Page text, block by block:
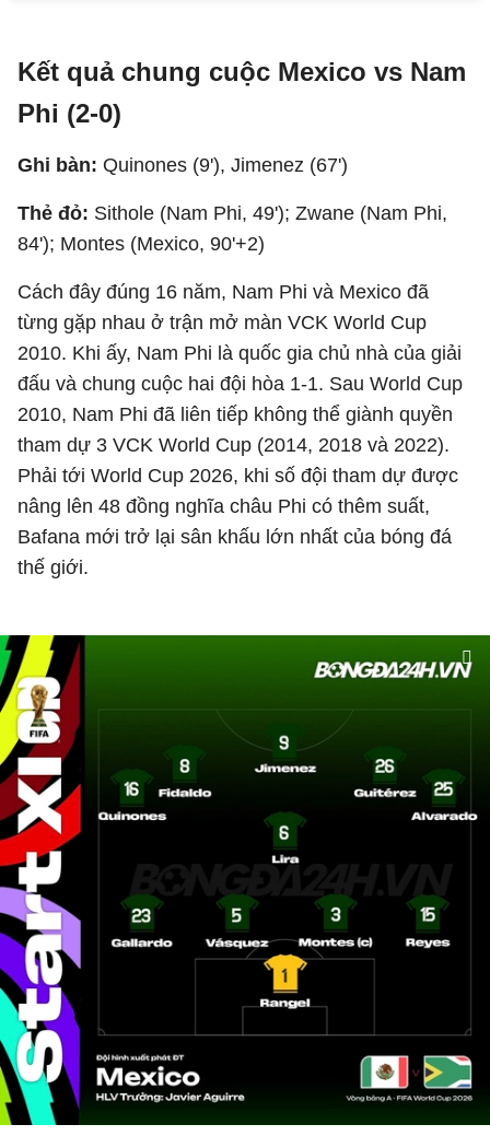
Kết quả chung cuộc Mexico vs Nam
Phi (2-0)
Ghi bàn: Quinones (9'), Jimenez (67')
Thẻ đỏ: Sithole (Nam Phi, 49'); Zwane (Nam Phi,
84'); Montes (Mexico, 90'+2)
Cách đây đúng 16 năm, Nam Phi và Mexico đã
từng gặp nhau ở trận mở màn VCK World Cup
2010. Khi ấy, Nam Phi là quốc gia chủ nhà của giải
đấu và chung cuộc hai đội hòa 1-1. Sau World Cup
2010, Nam Phi đã liên tiếp không thể giành quyền
tham dự 3 VCK World Cup (2014, 2018 và 2022).
Phải tới World Cup 2026, khi số đội tham dự được
nâng lên 48 đồng nghĩa châu Phi có thêm suất,
Bafana mới trở lại sân khấu lớn nhất của bóng đá
thế giới.